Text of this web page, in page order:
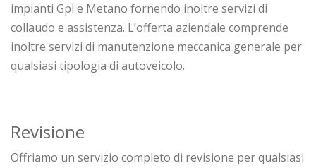
impianti Gpl e Metano fornendo inoltre servizi di
collaudo e assistenza. L’offerta aziendale comprende
inoltre servizi di manutenzione meccanica generale per
qualsiasi tipologia di autoveicolo.
Revisione
Offriamo un servizio completo di revisione per qualsiasi